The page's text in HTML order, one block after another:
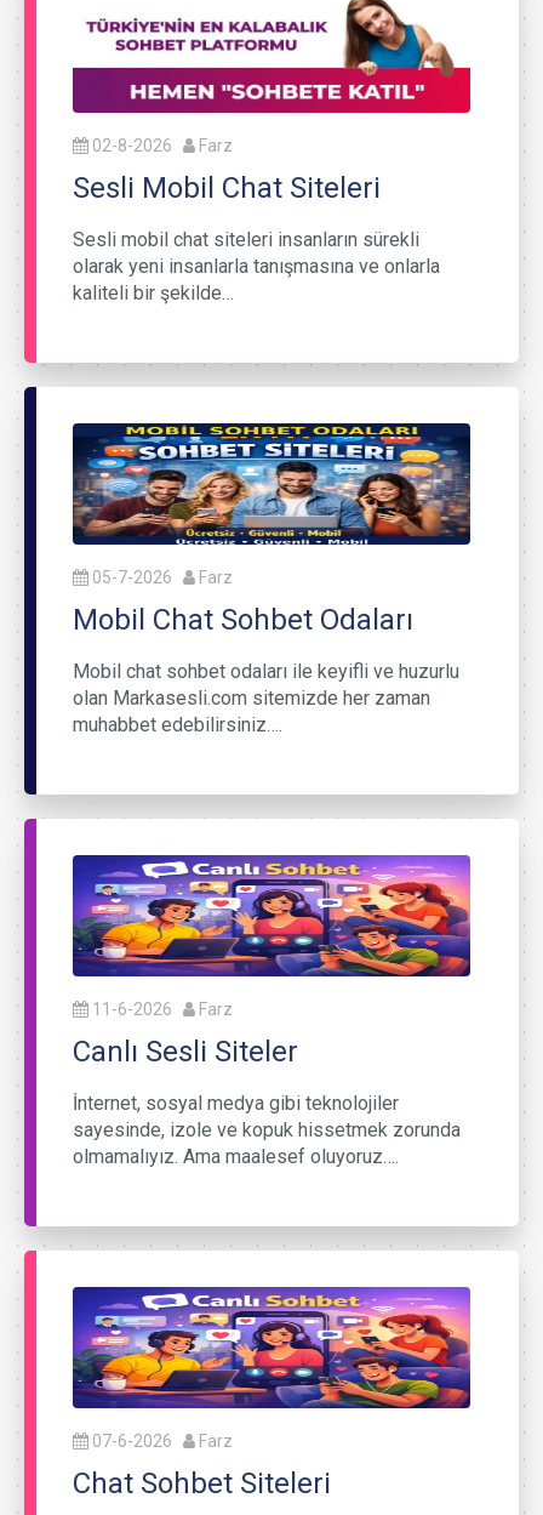
02-8-2026 Farz
Sesli Mobil Chat Siteleri
Sesli mobil chat siteleri insanların sürekli
olarak yeni insanlarla tanışmasına ve onlarla
kaliteli bir şekilde…
05-7-2026 Farz
Mobil Chat Sohbet Odaları
Mobil chat sohbet odaları ile keyifli ve huzurlu
olan Markasesli.com sitemizde her zaman
muhabbet edebilirsiniz….
11-6-2026 Farz
Canlı Sesli Siteler
İnternet, sosyal medya gibi teknolojiler
sayesinde, izole ve kopuk hissetmek zorunda
olmamalıyız. Ama maalesef oluyoruz….
07-6-2026 Farz
Chat Sohbet Siteleri